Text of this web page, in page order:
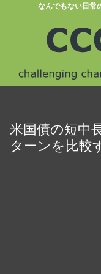
なんでもない日常
米国債の短中
ターンを比較